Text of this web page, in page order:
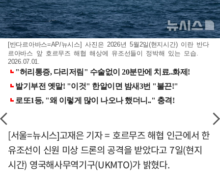
[반다르아바스=AP/뉴시스] 사진은 2026년 5월2일(현지시간) 이란 반다
르아바스 앞 호르무즈 해협 해상에 유조선들이 정박해 있는 모습.
2026.07.01.
[서울=뉴시스]고재은 기자 = 호르무즈 해협 인근에서 한
유조선이 신원 미상 드론의 공격을 받았다고 7일(현지
시간) 영국해사무역기구(UKMTO)가 밝혔다.